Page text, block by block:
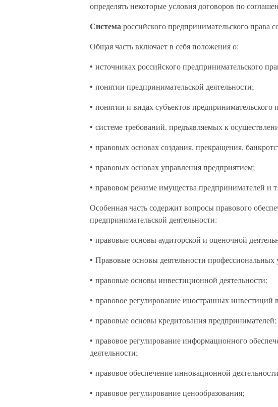
определять некоторые условия договоров по
Системароссийского предпринимательского права
Общая часть включает в себя положения о:
• источниках российского предпринимательского
• понятии предпринимательской деятельности;
• понятии и видах субъектов предпринимательского
• системе требований, предъявляемых к
• правовых основах создания, прекращения,
• правовых основах управления предприятием;
• правовом режиме имущества предпринимателей и
Особенная часть содержит вопросы правового
предпринимательской деятельности:
• правовые основы аудиторской и оценочной
• Правовые основы деятельности
• правовые основы инвестиционной деятельности;
• правовое регулирование иностранных инвестиций
• правовые основы кредитования предпринимателей;
• правовое регулирование информационного
деятельности;
• правовое обеспечение инновационной
• правовое регулирование ценообразования;